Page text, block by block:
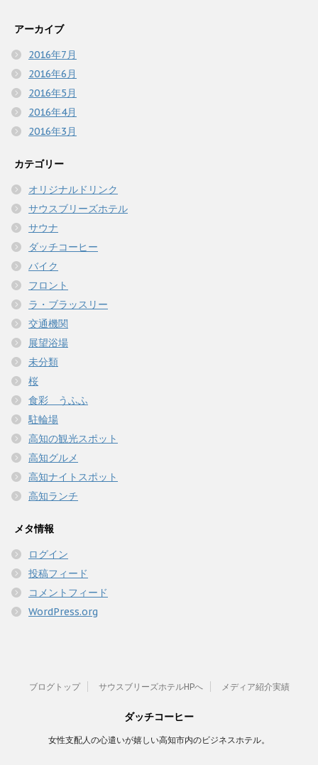
アーカイブ
2016年7月
2016年6月
2016年5月
2016年4月
2016年3月
カテゴリー
オリジナルドリンク
サウスブリーズホテル
サウナ
ダッチコーヒー
バイク
フロント
ラ・ブラッスリー
交通機関
展望浴場
未分類
桜
食彩 うふふ
駐輪場
高知の観光スポット
高知グルメ
高知ナイトスポット
高知ランチ
メタ情報
ログイン
投稿フィード
コメントフィード
WordPress.org
ブログトップ サウスブリーズホテルHPへ メディア紹介実績
ダッチコーヒー
女性支配人の心遣いが嬉しい高知市内のビジネスホテル。